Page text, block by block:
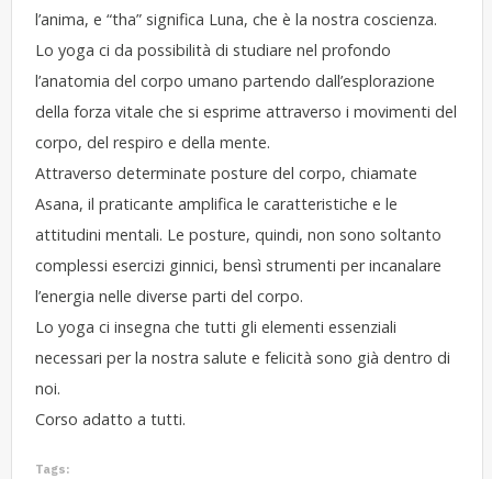
l’anima, e “tha” significa Luna, che è la nostra coscienza.
Lo yoga ci da possibilità di studiare nel profondo
l’anatomia del corpo umano partendo dall’esplorazione
della forza vitale che si esprime attraverso i movimenti del
corpo, del respiro e della mente.
Attraverso determinate posture del corpo, chiamate
Asana, il praticante amplifica le caratteristiche e le
attitudini mentali. Le posture, quindi, non sono soltanto
complessi esercizi ginnici, bensì strumenti per incanalare
l’energia nelle diverse parti del corpo.
Lo yoga ci insegna che tutti gli elementi essenziali
necessari per la nostra salute e felicità sono già dentro di
noi.
Corso adatto a tutti.
Tags: